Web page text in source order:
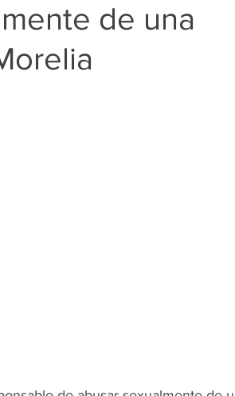
Gobierno Guanajuato
de una